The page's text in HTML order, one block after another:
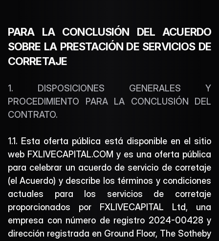
CONTRATACIÓN
Download
PARA LA CONCLUSIÓN DEL ACUERDO
SOBRE LA PRESTACIÓN DE SERVICIOS DE
CORRETAJE
1. DISPOSICIONES GENERALES Y
PROCEDIMIENTO PARA LA CONCLUSIÓN DEL
CONTRATO.
1.1. Esta oferta pública está disponible en el sitio
web FXLIVECAPITAL.COM y es una oferta pública
para celebrar un acuerdo de servicio de corretaje
(el Acuerdo) y describe los términos y condiciones
actuales para los servicios de corretaje
proporcionados por FXLIVECAPITAL Ltd, una
empresa con número de registro 2024-00428 y
dirección registrada en Ground Floor, The Sotheby